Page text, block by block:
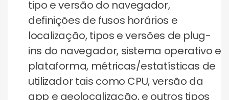
tipo e versão do navegador,
definições de fusos horários e
localização, tipos e versões de plug-
ins do navegador, sistema operativo e
plataforma, métricas/estatísticas de
utilizador tais como CPU, versão da
app e geolocalização, e outros tipos